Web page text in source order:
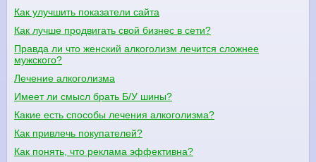
Как улучшить показатели сайта
Как лучше продвигать свой бизнес в сети?
Правда ли что женский алкоголизм лечится сложнее
мужского?
Лечение алкоголизма
Имеет ли смысл брать Б/У шины?
Какие есть способы лечения алкоголизма?
Как привлечь покупателей?
Как понять, что реклама эффективна?